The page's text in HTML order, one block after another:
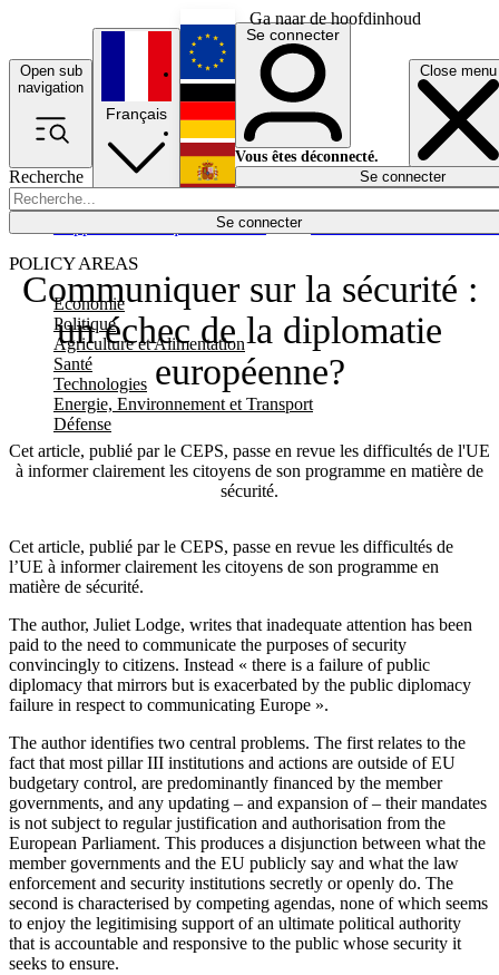
Ga naar de hoofdinhoud
Open sub
navigation
Close menu
Recherche
Se connecter
POLICY AREAS
Economie
Politique
Agriculture et Alimentation
Santé
Technologies
Energie, Environnement et Transport
Défense
Économie
Français
English
Deutsch
Español
Se connecter
Vous êtes déconnecté.
Se connecter
Communiquer sur la sécurité :
un échec de la diplomatie
européenne?
Cet article, publié par le CEPS, passe en revue les difficultés de l'UE
à informer clairement les citoyens de son programme en matière de
sécurité.
Cet article, publié par le CEPS, passe en revue les difficultés de
l’UE à informer clairement les citoyens de son programme en
matière de sécurité.
The author, Juliet Lodge, writes that inadequate attention has been
paid to the need to communicate the purposes of security
convincingly to citizens. Instead « there is a failure of public
diplomacy that mirrors but is exacerbated by the public diplomacy
failure in respect to communicating Europe ».
The author identifies two central problems. The first relates to the
fact that most pillar III institutions and actions are outside of EU
budgetary control, are predominantly financed by the member
governments, and any updating – and expansion of – their mandates
is not subject to regular justification and authorisation from the
European Parliament. This produces a disjunction between what the
member governments and the EU publicly say and what the law
enforcement and security institutions secretly or openly do. The
second is characterised by competing agendas, none of which seems
to enjoy the legitimising support of an ultimate political authority
that is accountable and responsive to the public whose security it
seeks to ensure.